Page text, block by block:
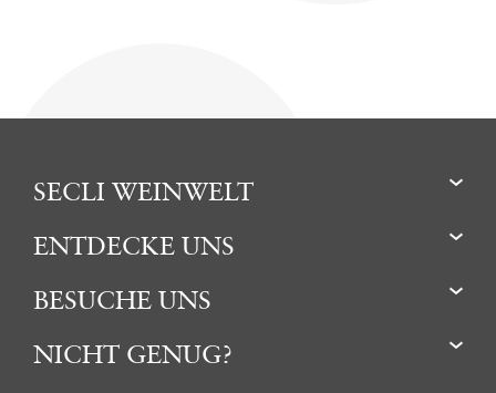
SECLI WEINWELT
ENTDECKE UNS
BESUCHE UNS
NICHT GENUG?